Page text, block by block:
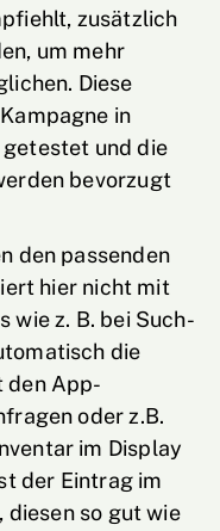
zusätzlich
um mehr
Diese
in
und die
bevorzugt
den passenden
hier nicht mit
wie z. B. bei Such-
die
den App-
oder z.B.
im Display
der Eintrag im
diesen so gut wie